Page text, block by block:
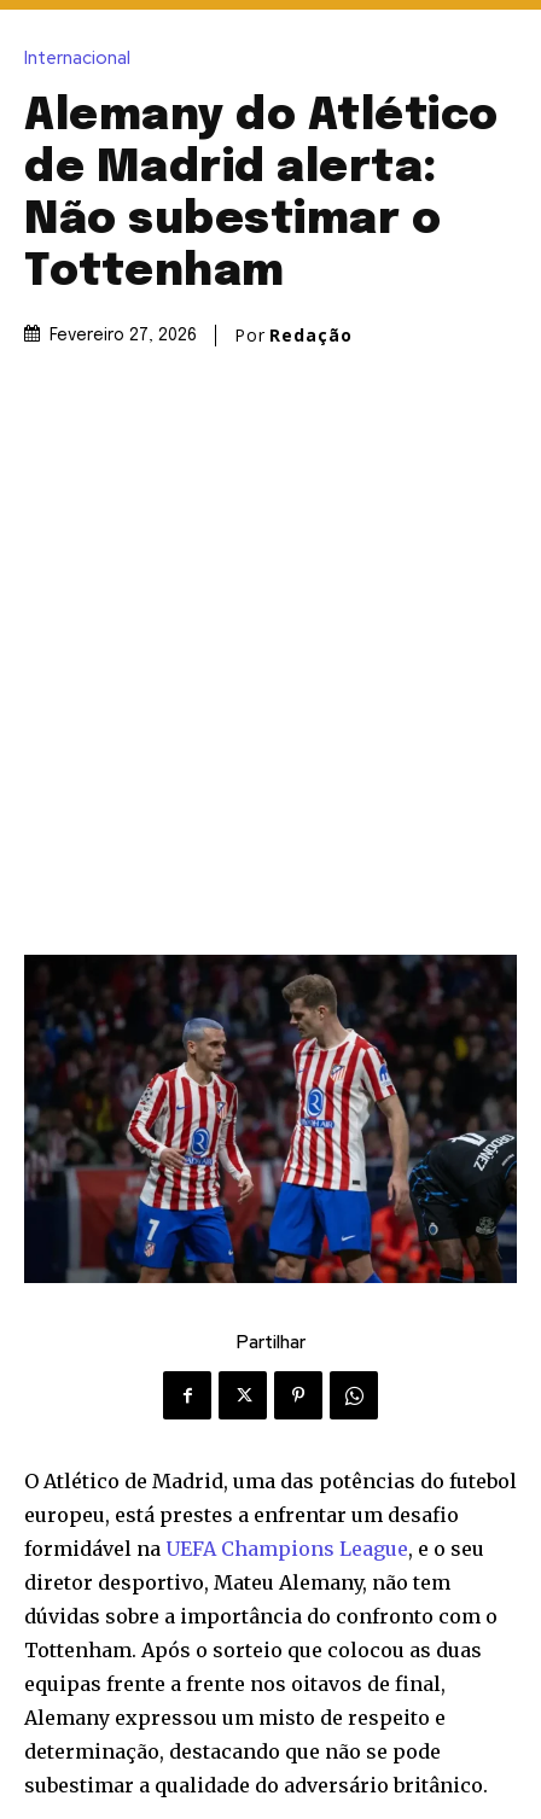
Internacional
Alemany do Atlético
de Madrid alerta:
Não subestimar o
Tottenham
Fevereiro 27, 2026 Por Redação
Partilhar
O Atlético de Madrid, uma das potências do futebol
europeu, está prestes a enfrentar um desafio
formidável na UEFA Champions League, e o seu
diretor desportivo, Mateu Alemany, não tem
dúvidas sobre a importância do confronto com o
Tottenham. Após o sorteio que colocou as duas
equipas frente a frente nos oitavos de final,
Alemany expressou um misto de respeito e
determinação, destacando que não se pode
subestimar a qualidade do adversário britânico.